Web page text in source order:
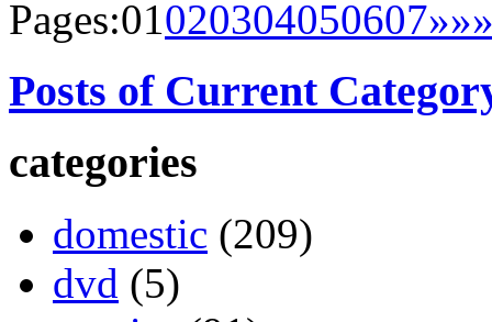
Pages:01020304050607»
Posts of Current
categories
domestic (209)
dvd (5)